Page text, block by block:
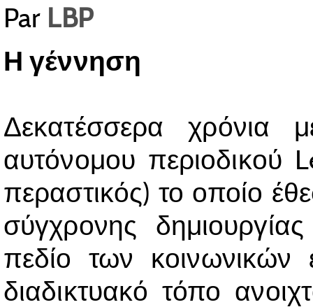
Par LBP
Η γέννηση
Δεκατέσσερα χρόνια
αυτόνομου περιοδικού
περαστικός) το οποίο
σύγχρονης
πεδίο των κοινωνικών
διαδικτυακό τόπο